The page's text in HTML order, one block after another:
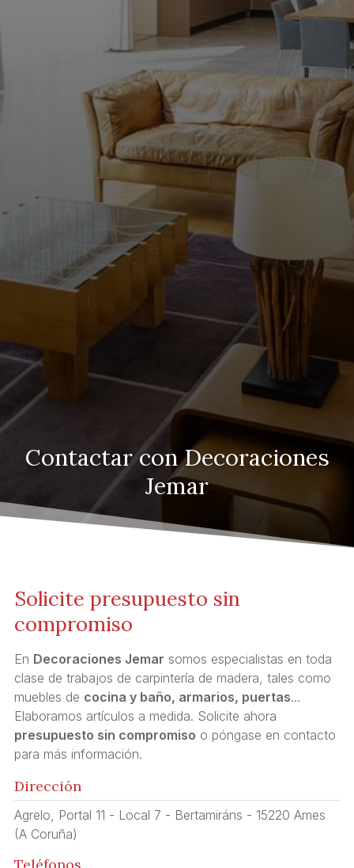
Contactar con Decoraciones
Jemar
Solicite presupuesto sin
compromiso
En Decoraciones Jemar somos especialistas en toda
clase de trabajos de carpintería de madera, tales como
muebles de cocina y baño, armarios, puertas...
Elaboramos artículos a medida. Solicite ahora
presupuesto sin compromiso o póngase en contacto
para más información.
Dirección
Agrelo, Portal 11 - Local 7 - Bertamiráns - 15220 Ames
(A Coruña)